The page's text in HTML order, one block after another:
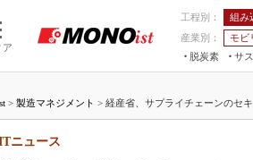
ア
工程別： 組み
産業別：
モビ
脱炭素
サ
つながる工場AI×設備保全
> 製造マネジメント > 経産省、サプライチェーンのセ
ニュース